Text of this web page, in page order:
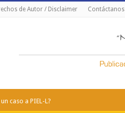
de Autor / Disclaimer Contáctanos
caso a PIEL-L?